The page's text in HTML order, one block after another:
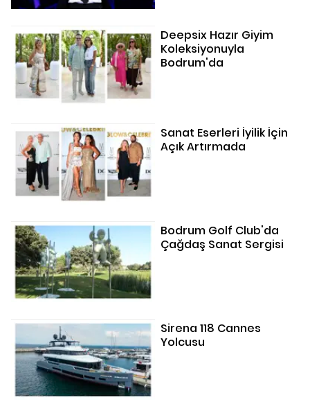
Deepsix Hazır Giyim
Koleksiyonuyla
Bodrum'da
Sanat Eserleri İyilik İçin
Açık Artırmada
Bodrum Golf Club'da
Çağdaş Sanat Sergisi
Sirena 118 Cannes
Yolcusu